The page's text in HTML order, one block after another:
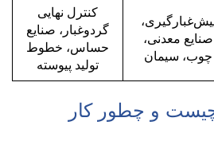
صنایع معدنی،
چوب، سیمان
کنترل نهایی
گردوغبار، صنایع
حساس، خطوط
تولید پیوسته
و چطور کار